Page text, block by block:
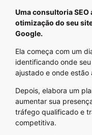
Uma consultoria SEO
otimização do seu
Google.
Ela começa com um
identificando onde
ajustado e onde estão
Depois, elabora um
aumentar sua
tráfego qualificado e
competitiva.